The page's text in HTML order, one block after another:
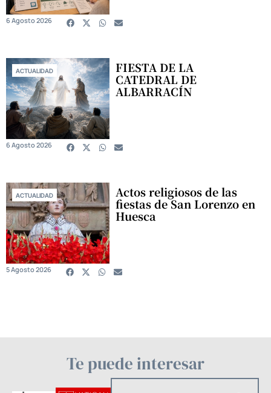
6 Agosto 2026
ACTUALIDAD FIESTA DE LA
CATEDRAL DE
ALBARRACÍN
6 Agosto 2026
ACTUALIDAD Actos religiosos de las
fiestas de San Lorenzo en
Huesca
5 Agosto 2026
Te puede interesar